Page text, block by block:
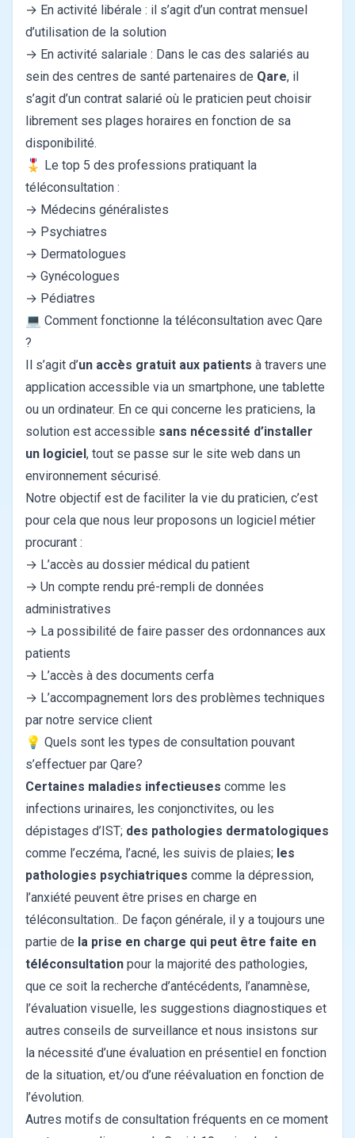
→ En activité libérale : il s’agit d’un contrat mensuel
d’utilisation de la solution
→ En activité salariale : Dans le cas des salariés au
sein des centres de santé partenaires de Qare, il
s’agit d’un contrat salarié où le praticien peut choisir
librement ses plages horaires en fonction de sa
disponibilité.
🎖️ Le top 5 des professions pratiquant la
téléconsultation :
→ Médecins généralistes
→ Psychiatres
→ Dermatologues
→ Gynécologues
→ Pédiatres
💻 Comment fonctionne la téléconsultation avec Qare
?
Il s’agit d’un accès gratuit aux patients à travers une
application accessible via un smartphone, une tablette
ou un ordinateur. En ce qui concerne les praticiens, la
solution est accessible sans nécessité d’installer
un logiciel, tout se passe sur le site web dans un
environnement sécurisé.
Notre objectif est de faciliter la vie du praticien, c’est
pour cela que nous leur proposons un logiciel métier
procurant :
→ L’accès au dossier médical du patient
→ Un compte rendu pré-rempli de données
administratives
→ La possibilité de faire passer des ordonnances aux
patients
→ L’accès à des documents cerfa
→ L’accompagnement lors des problèmes techniques
par notre service client
💡 Quels sont les types de consultation pouvant
s’effectuer par Qare?
Certaines maladies infectieuses comme les
infections urinaires, les conjonctivites, ou les
dépistages d’IST; des pathologies dermatologiques
comme l’eczéma, l’acné, les suivis de plaies; les
pathologies psychiatriques comme la dépression,
l’anxiété peuvent être prises en charge en
téléconsultation.. De façon générale, il y a toujours une
partie de la prise en charge qui peut être faite en
téléconsultation pour la majorité des pathologies,
que ce soit la recherche d’antécédents, l’anamnèse,
l’évaluation visuelle, les suggestions diagnostiques et
autres conseils de surveillance et nous insistons sur
la nécessité d’une évaluation en présentiel en fonction
de la situation, et/ou d’une réévaluation en fonction de
l’évolution.
Autres motifs de consultation fréquents en ce moment